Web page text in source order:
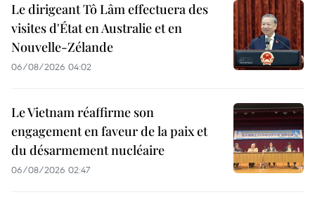
Le dirigeant Tô Lâm effectuera des
visites d'État en Australie et en
Nouvelle-Zélande
06/08/2026 04:02
Le Vietnam réaffirme son
engagement en faveur de la paix et
du désarmement nucléaire
06/08/2026 02:47